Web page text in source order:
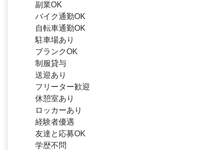
副業OK
バイク通勤OK
自転車通勤OK
駐車場あり
ブランクOK
制服貸与
送迎あり
フリーター歓迎
休憩室あり
ロッカーあり
経験者優遇
友達と応募OK
学歴不問